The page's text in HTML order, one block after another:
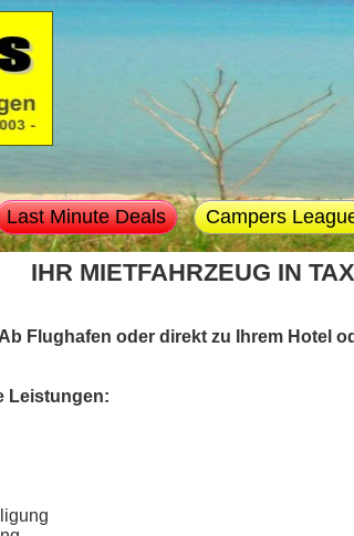
Last Minute Deals Campers
IHR MIETFAHRZEUG IN
Ab Flughafen oder direkt zu Ihrem Hotel
Leistungen: